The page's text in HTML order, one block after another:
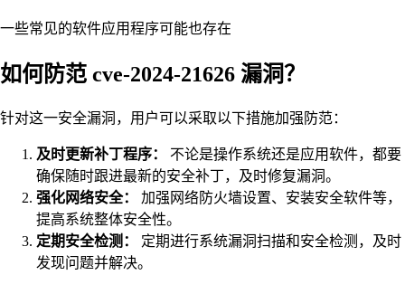
一些常见的软件应用程序可能也存在
如何防范 cve-2024-21626 漏洞？
针对这一安全漏洞，用户可以采取以下措施加强防范：
及时更新补丁程序：
不论是操作系统还是应用软件，都要
确保随时跟进最新的安全补丁，及时修复漏洞。
强化网络安全：
加强网络防火墙设置、安装安全软件等，
提高系统整体安全性。
定期安全检测：
定期进行系统漏洞扫描和安全检测，及时
发现问题并解决。